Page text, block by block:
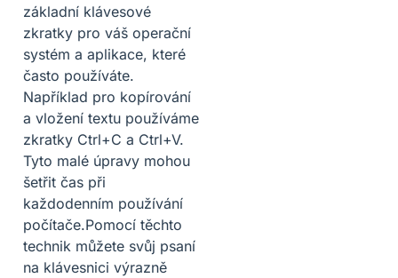
základní klávesové
zkratky pro váš operační
systém a aplikace, které
často používáte.
Například pro kopírování
a vložení textu používáme
zkratky Ctrl+C a Ctrl+V.
Tyto malé úpravy mohou
šetřit čas při
každodenním používání
počítače.Pomocí těchto
technik můžete svůj psaní
na klávesnici výrazně